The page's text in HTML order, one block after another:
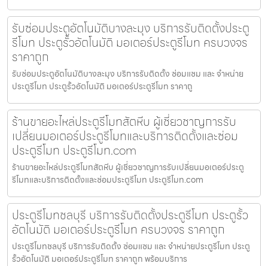
รับซ่อมประตูอัตโนมัติบางละมุง บริการรับติดตั้งประตู
รีโมท ประตูรั้วอัตโนมัติ มอเตอร์ประตูรีโมท ครบวงจร
ราคาถูก
รับซ่อมประตูอัตโนมัติบางละมุง บริการรับติดตั้ง ซ่อมแซม และ จำหน่าย
ประตูรีโมท ประตูรั้วอัตโนมัติ มอเตอร์ประตูรีโมท ราคาถู
ร้านขายอะไหล่ประตูรีโมทสัตหีบ ผู้เชี่ยวชาญการรับ
เปลี่ยนมอเตอร์ประตูรีโมทและบริการติดตั้งและซ่อม
ประตูรีโมท ประตูรีโมท.com
ร้านขายอะไหล่ประตูรีโมทสัตหีบ ผู้เชี่ยวชาญการรับเปลี่ยนมอเตอร์ประตู
รีโมทและบริการติดตั้งและซ่อมประตูรีโมท ประตูรีโมท.com
ประตูรีโมทชลบุรี บริการรับติดตั้งประตูรีโมท ประตูรั้ว
อัตโนมัติ มอเตอร์ประตูรีโมท ครบวงจร ราคาถูก
ประตูรีโมทชลบุรี บริการรับติดตั้ง ซ่อมแซม และ จำหน่ายประตูรีโมท ประตู
รั้วอัตโนมัติ มอเตอร์ประตูรีโมท ราคาถูก พร้อมบริการ